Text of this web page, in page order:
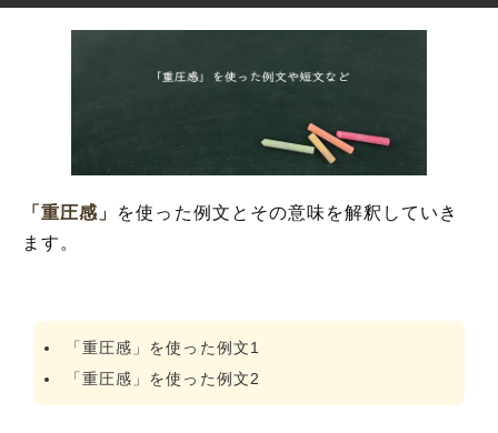
「重圧感」 を使った例文とその意味を解釈していき
ます。
「重圧感」を使った例文1
「重圧感」を使った例文2